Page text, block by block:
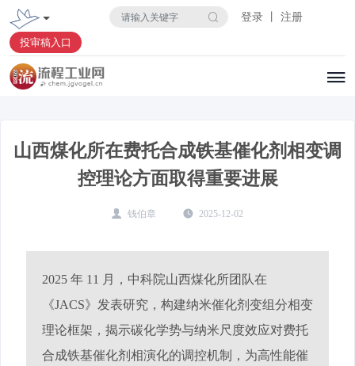
登录 丨 注册
投审稿入口
山西煤化所在费托合成铁基催化剂相变调
控理论方面取得重要进展
钱伯章 2025-12-02
2025 年 11 月，中科院山西煤化所团队在
《JACS》发表研究，构建纳米催化剂变组分相变
理论框架，揭示碳化学势与纳米尺度效应对费托
合成铁基催化剂相演化的调控机制，为高性能催